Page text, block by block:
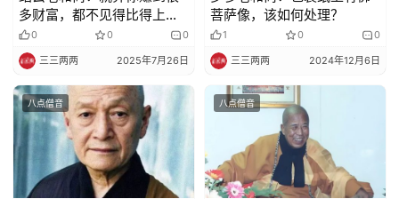
免
责
声
明
多财富，都不见得比得上你
做到这件事
0 0 0
三三两两 2025年7月26日
菩萨像，该如何处理？
1 0 0
三三两两 2024年12月6日
八点僧音 八点僧音